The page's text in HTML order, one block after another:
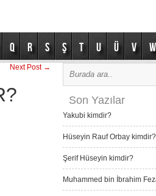
Q R S Ş T U Ü V W
Next Post →
Son Yazılar
Yakubi kimdir?
Hüseyin Rauf Orbay kimdir?
Şerif Hüseyin kimdir?
Muhammed bin İbrahim